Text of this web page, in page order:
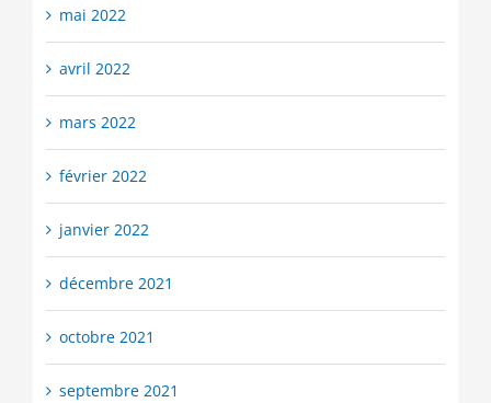
mai 2022
avril 2022
mars 2022
février 2022
janvier 2022
décembre 2021
octobre 2021
septembre 2021